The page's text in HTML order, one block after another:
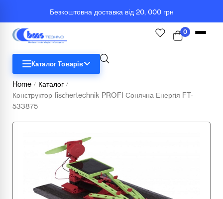
Безкоштовна доставка від 20, 000 грн
0
Каталог Товарів
STEM
Географія
Комп'ютерна техніка
Меблі
Home / Каталог /
Конструктор fisсhertechnik PROFI Сонячна Енергія FT-
533875